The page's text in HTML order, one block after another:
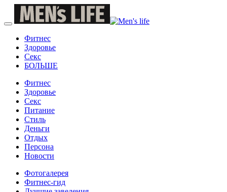
Фитнес
Здоровье
Секс
БОЛЬШЕ
Фитнес
Здоровье
Секс
Питание
Стиль
Деньги
Отдых
Персона
Новости
Фотогалерея
Фитнес-гид